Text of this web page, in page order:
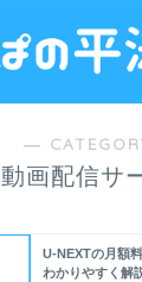
―
動画配信サ
U-NEXTの月額
わかりやすく解